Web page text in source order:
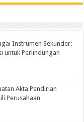
Instrumen Sekunder:
untuk Perlindungan
Akta Pendirian
Perusahaan